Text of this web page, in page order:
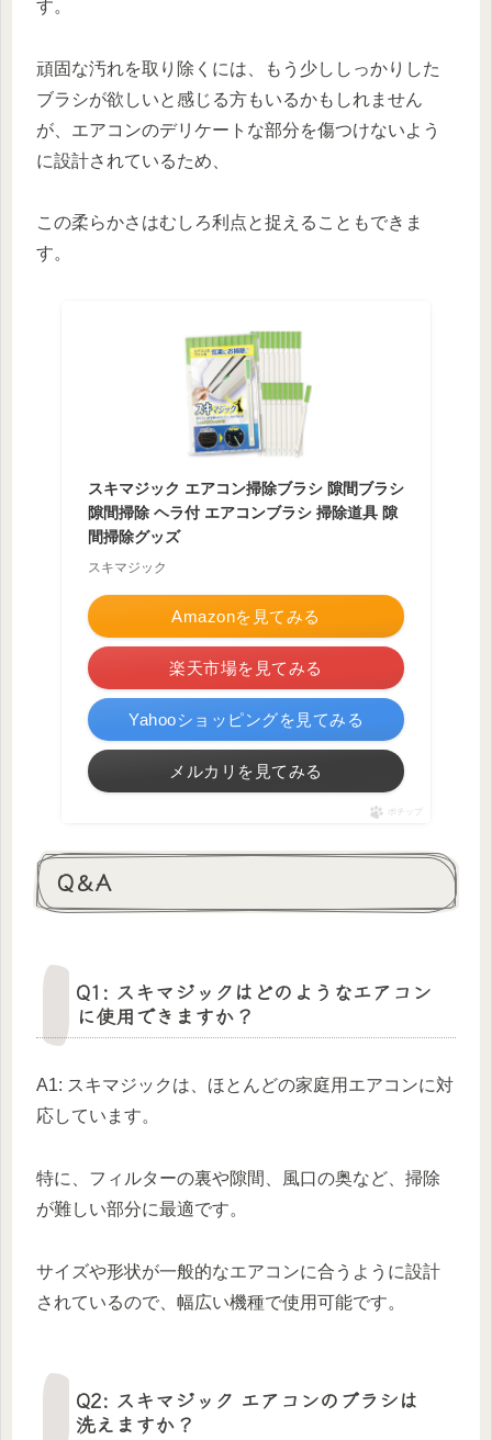
す。
頑固な汚れを取り除くには、もう少ししっかりした
ブラシが欲しいと感じる方もいるかもしれません
が、エアコンのデリケートな部分を傷つけないよう
に設計されているため、
この柔らかさはむしろ利点と捉えることもできま
す。
スキマジック エアコン掃除ブラシ 隙間ブラシ
隙間掃除 ヘラ付 エアコンブラシ 掃除道具 隙
間掃除グッズ
スキマジック
Amazonを見てみる
楽天市場を見てみる
Yahooショッピングを見てみる
メルカリを見てみる
ポチップ
Q＆A
Q1: スキマジックはどのようなエアコン
に使用できますか？
A1: スキマジックは、ほとんどの家庭用エアコンに対
応しています。
特に、フィルターの裏や隙間、風口の奥など、掃除
が難しい部分に最適です。
サイズや形状が一般的なエアコンに合うように設計
されているので、幅広い機種で使用可能です。
Q2: スキマジック エアコンのブラシは
洗えますか？